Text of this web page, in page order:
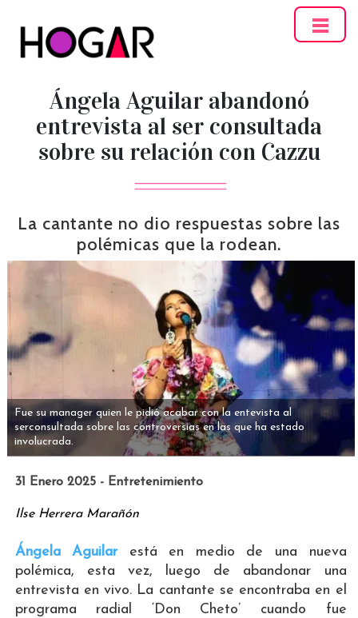
Ángela Aguilar abandonó
entrevista al ser consultada
sobre su relación con Cazzu
La cantante no dio respuestas sobre las
polémicas que la rodean.
Fue su manager quien le pidió acabar con la entevista al
serconsultada sobre las controversias en las que ha estado
involucrada.
31 Enero 2025 - Entretenimiento
Ilse Herrera Marañón
Ángela Aguilarestá en medio de una nueva
polémica, esta vez, luego de abandonar una
entrevista en vivo. La cantante se encontraba en el
programa radial ‘Don Cheto’ cuando fue